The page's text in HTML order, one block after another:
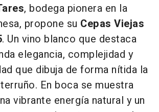
, bodega pionera en la
propone su Cepas Viejas
. Un vino blanco que destaca
elegancia, complejidad y
que dibuja de forma nítida la
En boca se muestra
vibrante energía natural y un